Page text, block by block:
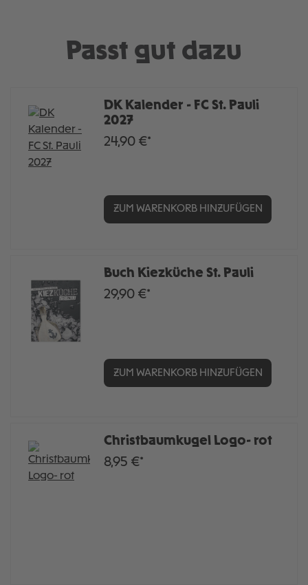
Passt gut dazu
DK Kalender - FC St. Pauli
2027
24,90 €*
ZUM WARENKORB HINZUFÜGEN
Buch Kiezküche St. Pauli
29,90 €*
ZUM WARENKORB HINZUFÜGEN
Christbaumkugel Logo- rot
8,95 €*